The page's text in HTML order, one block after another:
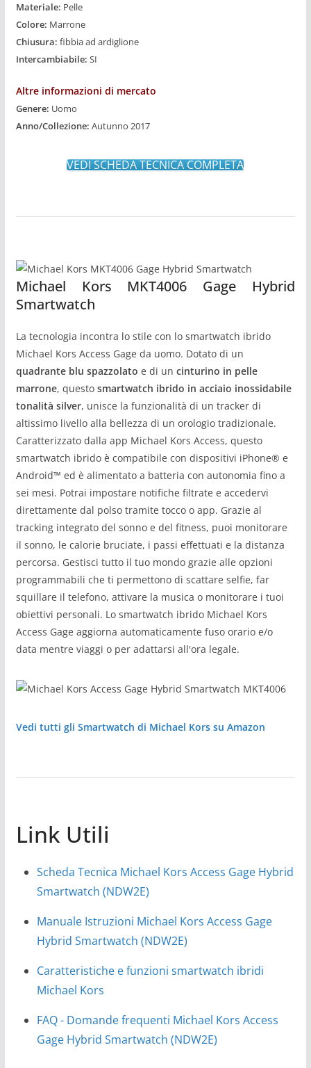
Materiale: Pelle
Colore: Marrone
Chiusura: fibbia ad ardiglione
Intercambiabile: SI
Altre informazioni di mercato
Genere: Uomo
Anno/Collezione: Autunno 2017
VEDI SCHEDA TECNICA COMPLETA
Michael Kors MKT4006 Gage Hybrid
Smartwatch
La tecnologia incontra lo stile con lo smartwatch ibrido
Michael Kors Access Gage da uomo. Dotato di un
quadrante blu spazzolato e di un cinturino in pelle
marrone, questo smartwatch ibrido in acciaio inossidabile
tonalità silver, unisce la funzionalità di un tracker di
altissimo livello alla bellezza di un orologio tradizionale.
Caratterizzato dalla app Michael Kors Access, questo
smartwatch ibrido è compatibile con dispositivi iPhone® e
Android™ ed è alimentato a batteria con autonomia fino a
sei mesi. Potrai impostare notifiche filtrate e accedervi
direttamente dal polso tramite tocco o app. Grazie al
tracking integrato del sonno e del fitness, puoi monitorare
il sonno, le calorie bruciate, i passi effettuati e la distanza
percorsa. Gestisci tutto il tuo mondo grazie alle opzioni
programmabili che ti permettono di scattare selfie, far
squillare il telefono, attivare la musica o monitorare i tuoi
obiettivi personali. Lo smartwatch ibrido Michael Kors
Access Gage aggiorna automaticamente fuso orario e/o
data mentre viaggi o per adattarsi all'ora legale.
Vedi tutti gli Smartwatch di Michael Kors su Amazon
Link Utili
Scheda Tecnica Michael Kors Access Gage Hybrid
Smartwatch (NDW2E)
Manuale Istruzioni Michael Kors Access Gage
Hybrid Smartwatch (NDW2E)
Caratteristiche e funzioni smartwatch ibridi
Michael Kors
FAQ - Domande frequenti Michael Kors Access
Gage Hybrid Smartwatch (NDW2E)